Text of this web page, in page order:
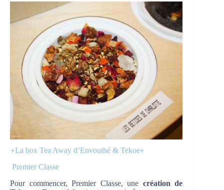
⍆La box Tea Away d’Envouthé & Tekoe⍅
Premier Classe
Pour commencer, Premier Classe, une création de